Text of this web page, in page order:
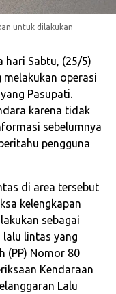
untuk dilakukan
hari Sabtu, (25/5)
melakukan operasi
Pasupati.
karena tidak
sebelumnya
pengguna
di area tersebut
kelengkapan
sebagai
lalu lintas yang
(PP) Nomor 80
Kendaraan
Lalu